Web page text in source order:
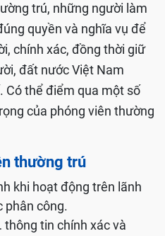
trú, những người làm
quyền và nghĩa vụ để
chính xác, đồng thời giữ
đất nước Việt Nam
Có thể điểm qua một số
của phóng viên thường
thường trú
khi hoạt động trên lãnh
phân công.
thông tin chính xác và